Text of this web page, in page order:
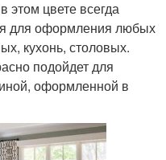
этом цвете всегда
для оформления любых
кухонь, столовых.
подойдет для
оформленной в